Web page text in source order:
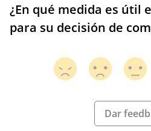
¿En qué medida es útil
para su decisión de
Dar